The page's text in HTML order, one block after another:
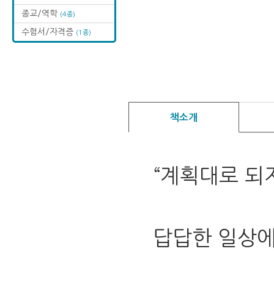
종교/역학 (4종)
수험서/자격증 (1종)
책소개
“계획대로 되
답답한 일상